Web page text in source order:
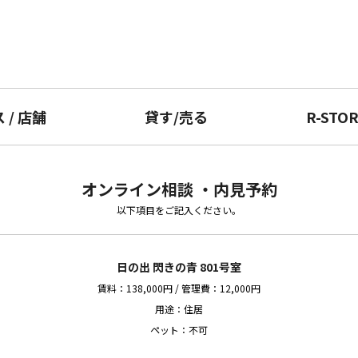
/店舗 貸す/売る R-
オンライン相談 ・内見予約
以下項目をご記入ください。
日の出 閃きの青 801号室
賃料：138,000円 / 管理費：12,000円
用途：住居
ペット：不可